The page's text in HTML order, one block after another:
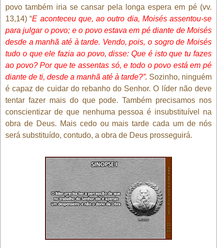
povo também iria se cansar pela longa espera em pé (vv.
13,14) “E aconteceu que, ao outro dia, Moisés assentou-se
para julgar o povo; e o povo estava em pé diante de Moisés
desde a manhã até à tarde. Vendo, pois, o sogro de Moisés
tudo o que ele fazia ao povo, disse: Que é isto que tu fazes
ao povo? Por que te assentas só, e todo o povo está em pé
diante de ti, desde a manhã até à tarde?”. Sozinho, ninguém
é capaz de cuidar do rebanho do Senhor. O líder não deve
tentar fazer mais do que pode. Também precisamos nos
conscientizar de que nenhuma pessoa é insubstituível na
obra de Deus. Mais cedo ou mais tarde cada um de nós
será substituído, contudo, a obra de Deus prosseguirá.